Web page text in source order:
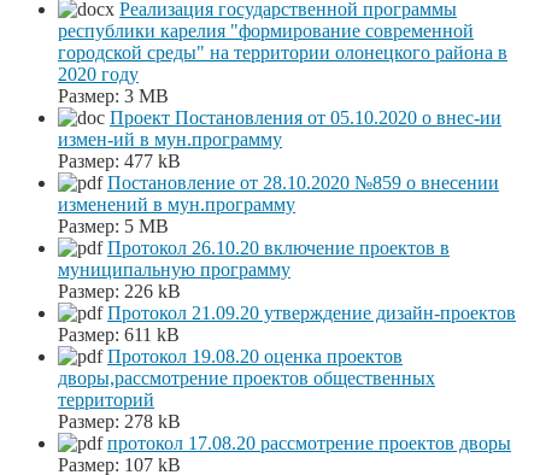
Реализация государственной программы
республики карелия "формирование современной
городской среды" на территории олонецкого района в
2020 году
Размер: 3 MB
Проект Постановления от 05.10.2020 о внес-ии
измен-ий в мун.программу
Размер: 477 kB
Постановление от 28.10.2020 №859 о внесении
изменений в мун.программу
Размер: 5 MB
Протокол 26.10.20 включение проектов в
муниципальную программу
Размер: 226 kB
Протокол 21.09.20 утверждение дизайн-проектов
Размер: 611 kB
Протокол 19.08.20 оценка проектов
дворы,рассмотрение проектов общественных
территорий
Размер: 278 kB
протокол 17.08.20 рассмотрение проектов дворы
Размер: 107 kB